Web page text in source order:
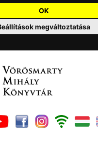
OK
megváltoztatása